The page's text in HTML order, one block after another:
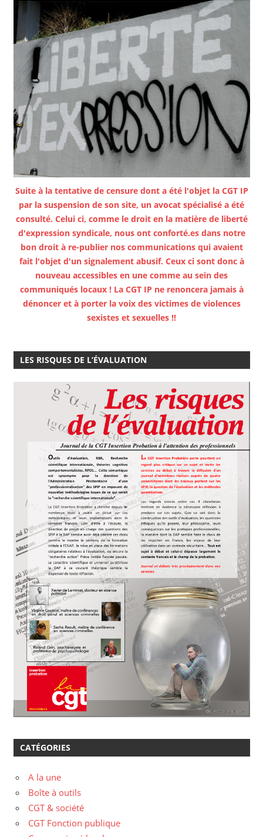
Suite à la tentative de censure dont a été l'objet la CGT IP
par la suspension de son site, un avocat spécialisé a été
consulté. Celui ci, comme le droit en la matière de liberté
d'expression syndicale, nous ont conforté.es dans notre
bon droit à re-publier nos communications qui avaient
fait l'objet d'un signalement abusif. Ceux ci sont donc à
nouveau accessibles en une comme au sein des
communiqués locaux ! La CGT IP ne renoncera jamais à
dénoncer et à porter la voix des victimes de violences
sexistes et sexuelles !!
LES RISQUES DE L’ÉVALUATION
CATÉGORIES
A la une
Boîte à outils
CGT & société
CGT Fonction publique